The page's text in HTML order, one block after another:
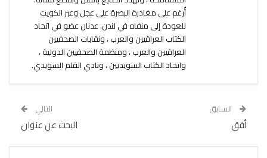
أُرغم على مغادرة البصرة على عجل وعبر الكويت
للعودة إلى منفاه في لندن. عدنان عضو في اتحاد
الكتاب العراقيين والعرب ، ونقابات الصحفيين
العراقيين والعرب ، ومنظمة الصحفيين الدولية ،
واتحاد الكتاب السويديين ، ونادي القلم السويدي.
السابق
أفق
التالي
البحث عن عنوان